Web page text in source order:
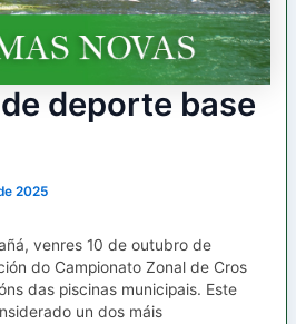
deporte base
2025
venres 10 de outubro de
do Campionato Zonal de Cros
das piscinas municipais. Este
un dos máis